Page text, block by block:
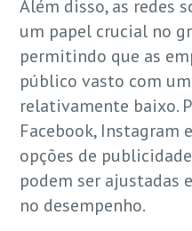
Além disso, as redes
um papel crucial no
permitindo que as
público vasto com
relativamente baixo.
Facebook, Instagram
opções de
podem ser ajustadas
no desempenho.